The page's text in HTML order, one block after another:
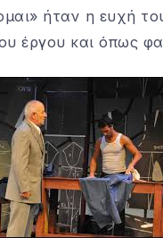
ήταν η ευχή
έργου και όπως